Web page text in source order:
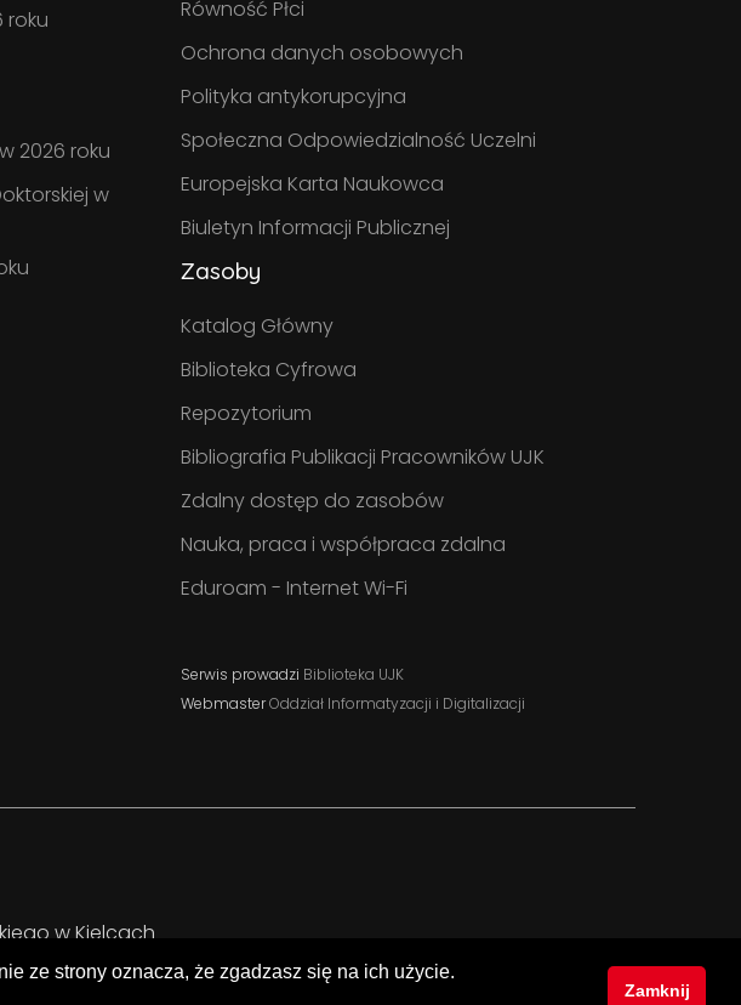
roku
2026 roku
w
Równość Płci
Ochrona danych osobowych
Polityka antykorupcyjna
Społeczna Odpowiedzialność Uczelni
Europejska Karta Naukowca
Biuletyn Informacji Publicznej
Zasoby
Katalog Główny
Biblioteka Cyfrowa
Repozytorium
Bibliografia Publikacji Pracowników UJK
Zdalny dostęp do zasobów
Nauka, praca i współpraca zdalna
Eduroam - Internet Wi-Fi
Serwis prowadzi Biblioteka UJK
WebmasterOddział Informatyzacji i Digitalizacji
w Kielcach
ze strony oznacza, że zgadzasz się na ich użycie.
Zamknij